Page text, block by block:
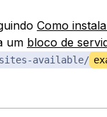
Como
um bloco de
available/